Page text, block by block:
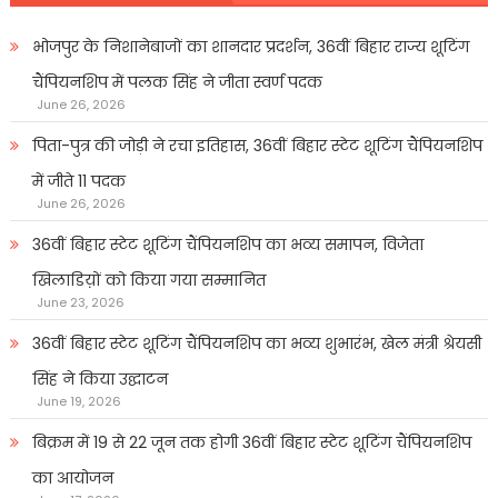
भोजपुर के निशानेबाजों का शानदार प्रदर्शन, 36वीं बिहार राज्य शूटिंग
चैंपियनशिप में पलक सिंह ने जीता स्वर्ण पदक
June 26, 2026
पिता-पुत्र की जोड़ी ने रचा इतिहास, 36वीं बिहार स्टेट शूटिंग चैंपियनशिप
में जीते 11 पदक
June 26, 2026
36वीं बिहार स्टेट शूटिंग चैंपियनशिप का भव्य समापन, विजेता
खिलाडिय़ों को किया गया सम्मानित
June 23, 2026
36वीं बिहार स्टेट शूटिंग चैंपियनशिप का भव्य शुभारंभ, खेल मंत्री श्रेयसी
सिंह ने किया उद्घाटन
June 19, 2026
बिक्रम में 19 से 22 जून तक होगी 36वीं बिहार स्टेट शूटिंग चैंपियनशिप
का आयोजन